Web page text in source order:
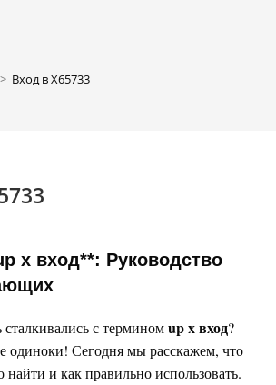
> Вход в X65733
x вход**: Руководство
сталкивались с терминомup x вход?
одиноки! Сегодня мы расскажем, что
найти и как правильно использовать.